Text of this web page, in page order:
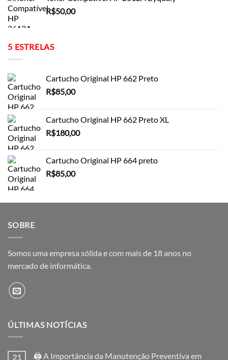
R$50,00
5 ESTRELAS
Cartucho Original HP 662 Preto
R$85,00
Cartucho Original HP 662 Preto XL
R$180,00
Cartucho Original HP 664 preto
R$85,00
SOBRE
Somos uma empresa sólida e com mais de 18 anos no
mercado de informática.
ÚLTIMAS NOTÍCIAS
21 🖨️ A Importância da Manutenção Preventiva em